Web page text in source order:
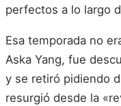
perfectos a lo largo
Esa temporada no
Aska Yang, fue
y se retiró pidiendo
resurgió desde la